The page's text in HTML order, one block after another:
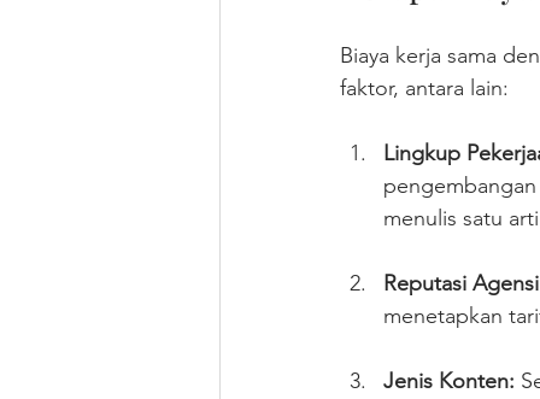
Biaya kerja sama
faktor, antara lain:
Lingkup
menulis satu
Reputasi
menetapkan
Jenis Konten: